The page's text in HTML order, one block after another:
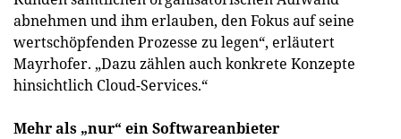
abnehmen und ihm erlauben, den Fokus auf seine
wertschöpfenden Prozesse zu legen“, erläutert
Mayrhofer. „Dazu zählen auch konkrete Konzepte
hinsichtlich Cloud-Services.“
Mehr als „nur“ ein Softwareanbieter